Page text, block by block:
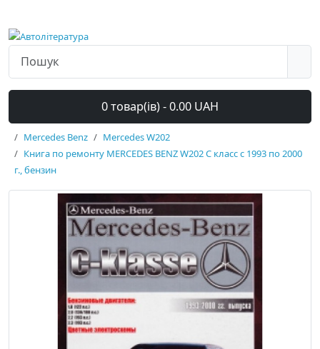
0 товар(ів) - 0.00 UAH
Mercedes Benz
Mercedes W202
Книга по ремонту MERCEDES BENZ W202 C класс с 1993 по 2000
г., бензин